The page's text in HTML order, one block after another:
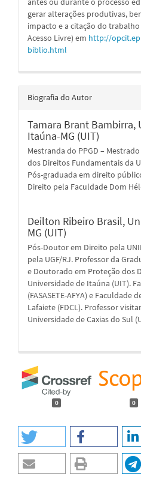
gerar alterações produtivas,
impacto e a citação do
Acesso Livre) em http://
biblio.html
Biografia do Autor
Tamara Brant Bambirra,
Itaúna-MG (UIT)
Mestranda do PPGD –
dos Direitos Fundamentais da
Pós-graduada em direito
Direito pela Faculdade Dom
Deilton Ribeiro Brasil,
MG (UIT)
Pós-Doutor em Direito pela
pela UGF/RJ. Professor da
e Doutorado em Proteção dos
Universidade de Itaúna (UIT).
(FASASETE-AFYA) e Faculdade
Lafaiete (FDCL). Professor
Universidade de Caxias do Sul
0 0